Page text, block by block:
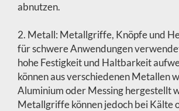
abnutzen.
2. Metall: Metallgriffe, Knöpfe und
für schwere Anwendungen
hohe Festigkeit und Haltbarkeit
können aus verschiedenen Metallen
Aluminium oder Messing hergestellt
Metallgriffe können jedoch bei Kälte